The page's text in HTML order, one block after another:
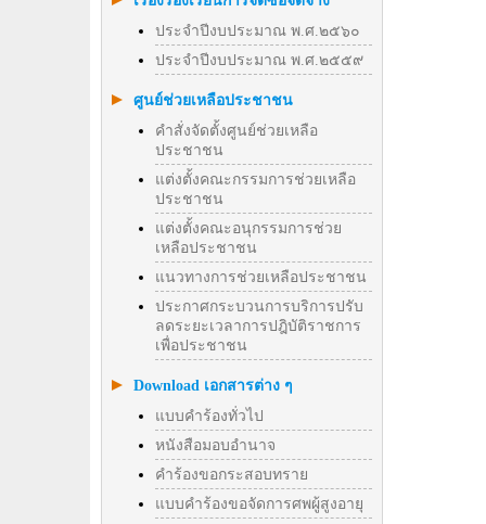
ประจำปีงบประมาณ พ.ศ.๒๕๖๐
ประจำปีงบประมาณ พ.ศ.๒๕๕๙
ศูนย์ช่วยเหลือประชาชน
คำสั่งจัดตั้งศูนย์ช่วยเหลือ
ประชาชน
แต่งตั้งคณะกรรมการช่วยเหลือ
ประชาชน
แต่งตั้งคณะอนุกรรมการช่วย
เหลือประชาชน
แนวทางการช่วยเหลือประชาชน
ประกาศกระบวนการบริการปรับ
ลดระยะเวลาการปฎิบัติราชการ
เพื่อประชาชน
Download เอกสารต่าง ๆ
แบบคำร้องทั่วไป
หนังสือมอบอำนาจ
คำร้องขอกระสอบทราย
แบบคำร้องขอจัดการศพผู้สูงอายุ